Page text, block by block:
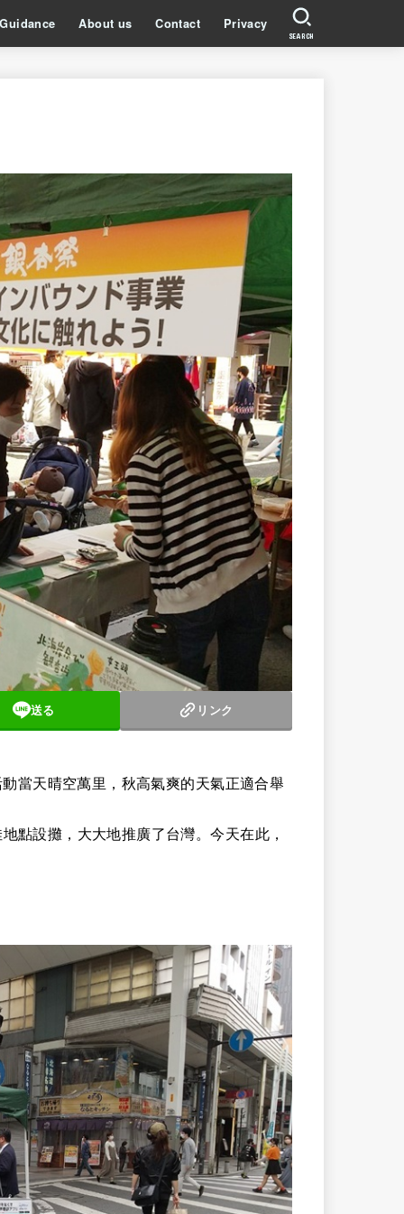
Guidance About us Contact Privacy
SEARCH
送る リンク
當天晴空萬里，秋高氣爽的天氣正適合舉
點設攤，大大地推廣了台灣。今天在此，